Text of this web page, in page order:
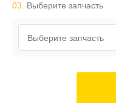
03. Выберите запчасть
Выберите запчасть